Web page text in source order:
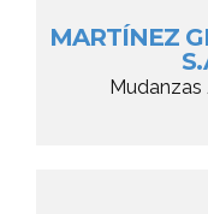
MARTÍNEZ
Mudanzas